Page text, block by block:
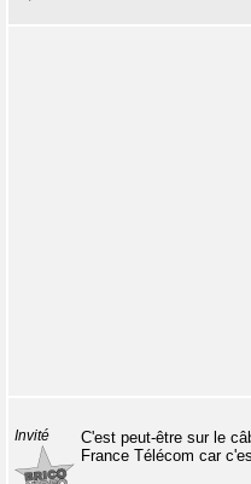
Invité
C'est peut-être sur le
France Télécom car